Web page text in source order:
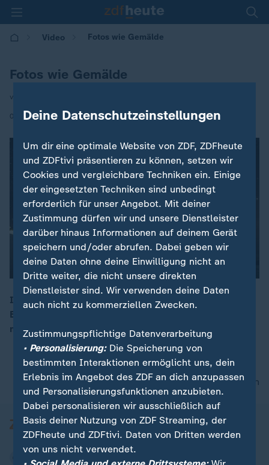
Video Fotos wie Gemälde
Fotos wie Gemälde
von Dr. Sandra Theiß
07.12.2016 | 23:00
00:04
Ihm folgen Hunderttausende auf Instagram.
Backpacker und Naturfotograf Johan Lolos begeistert
mit Sehnsuchtsbildern von seinen Reisen.
nach oben
Deine Datenschutzeinstellungen
Um dir eine optimale Website von ZDF, ZDFheute
und ZDFtivi präsentieren zu können, setzen wir
Cookies und vergleichbare Techniken ein. Einige
der eingesetzten Techniken sind unbedingt
erforderlich für unser Angebot. Mit deiner
Zustimmung dürfen wir und unsere Dienstleister
darüber hinaus Informationen auf deinem Gerät
speichern und/oder abrufen. Dabei geben wir
deine Daten ohne deine Einwilligung nicht an
Dritte weiter, die nicht unsere direkten
Dienstleister sind. Wir verwenden deine Daten
auch nicht zu kommerziellen Zwecken.
Zustimmungspflichtige Datenverarbeitung
• Personalisierung:Die Speicherung von
bestimmten Interaktionen ermöglicht uns, dein
Erlebnis im Angebot des ZDF an dich anzupassen
und Personalisierungsfunktionen anzubieten.
Dabei personalisieren wir ausschließlich auf
Basis deiner Nutzung von ZDF Streaming, der
ZDFheute und ZDFtivi. Daten von Dritten werden
von uns nicht verwendet.